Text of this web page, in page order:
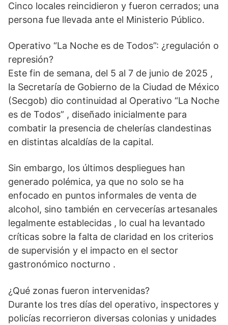
Cinco locales reincidieron y fueron cerrados; una
persona fue llevada ante el Ministerio Público.
Operativo “La Noche es de Todos”: ¿regulación o
represión?
Este fin de semana, del 5 al 7 de junio de 2025 ,
la Secretaría de Gobierno de la Ciudad de México
(Secgob) dio continuidad al Operativo “La Noche
es de Todos” , diseñado inicialmente para
combatir la presencia de chelerías clandestinas
en distintas alcaldías de la capital.
Sin embargo, los últimos despliegues han
generado polémica, ya que no solo se ha
enfocado en puntos informales de venta de
alcohol, sino también en cervecerías artesanales
legalmente establecidas , lo cual ha levantado
críticas sobre la falta de claridad en los criterios
de supervisión y el impacto en el sector
gastronómico nocturno .
¿Qué zonas fueron intervenidas?
Durante los tres días del operativo, inspectores y
policías recorrieron diversas colonias y unidades